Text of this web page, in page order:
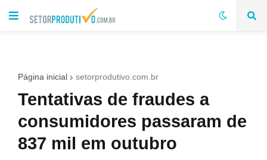
Página inicial setorprodutivo.com.br
Tentativas de fraudes a
consumidores passaram de
837 mil em outubro